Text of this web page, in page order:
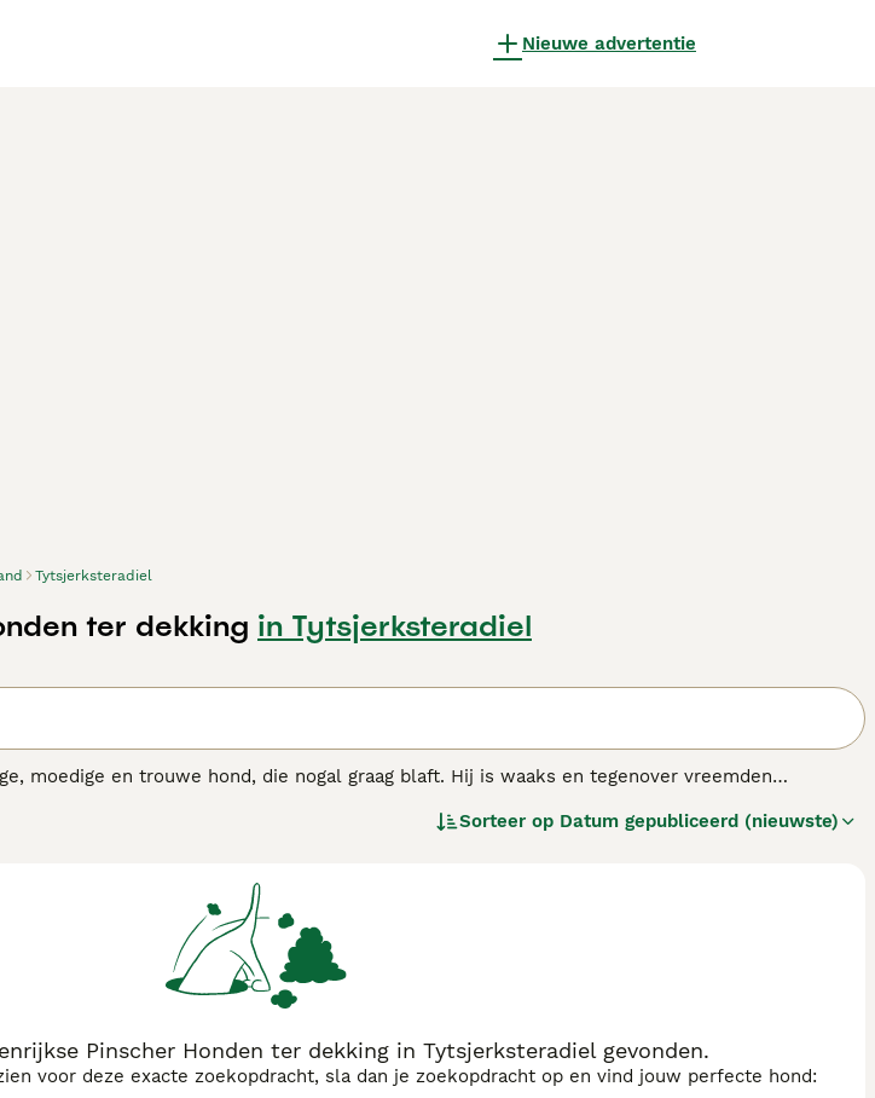
Nieuwe advertentie
Tytsjerksteradiel
ter dekking in Tytsjerksteradiel
moedige en trouwe hond, die nogal graag blaft. Hij is waaks en tegenover vreemden
Sorteer op Datum gepubliceerd (nieuwste)
Pinscher Honden ter dekking in Tytsjerksteradiel gevonden.
voor deze exacte zoekopdracht, sla dan je zoekopdracht op en vind jouw perfecte hond: